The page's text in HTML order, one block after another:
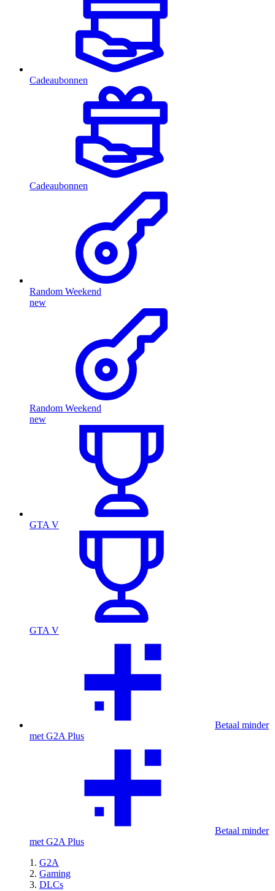
Cadeaubonnen
Cadeaubonnen
Random Weekend
new
Random Weekend
new
GTA V
GTA V
Betaal minder
met G2A Plus
Betaal minder
met G2A Plus
G2A
Gaming
DLCs